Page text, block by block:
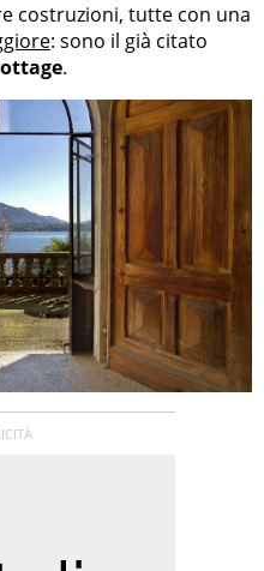
costruzioni, tutte con una
: sono il già citato
.